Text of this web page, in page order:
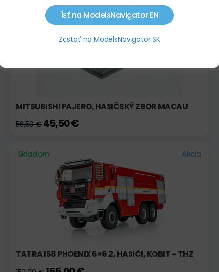
Skladom Výpredaj!
MITSUBISHI PAJERO, HASIČSKÝ ZBOR MACAU
56,50 € 45,50 €
Skladom Akcia
TATRA 158 PHOENIX 6×6.2, HASIČI, KOBIT – THZ
Ísť na ModelsNavigator EN
Zostať na ModelsNavigator SK